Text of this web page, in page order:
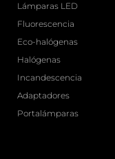
Lámparas LED
Fluorescencia
Eco-halógenas
Halógenas
Incandescencia
Adaptadores
Portalámparas